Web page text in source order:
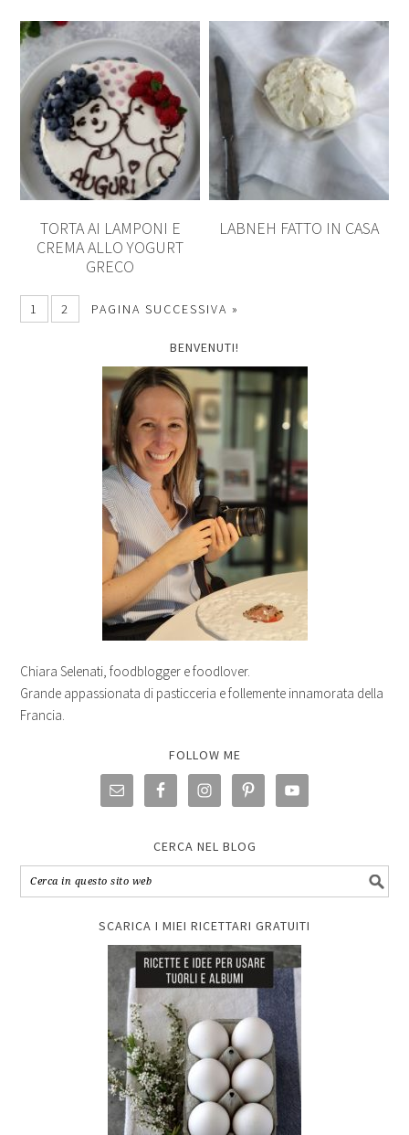
TORTA AI LAMPONI E
CREMA ALLO YOGURT
GRECO
LABNEH FATTO IN CASA
1 2 PAGINA SUCCESSIVA »
BENVENUTI!
Chiara Selenati, foodblogger e foodlover.
Grande appassionata di pasticceria e follemente innamorata della
Francia.
FOLLOW ME
CERCA NEL BLOG
SCARICA I MIEI RICETTARI GRATUITI